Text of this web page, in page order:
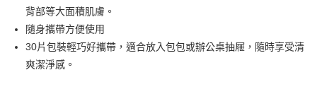
【大哥付你分期使用說明】
1.本服務由台灣大哥大提供，台灣大哥大用戶可立即使用無須另外申請。
2.付款方式選擇「大哥付你分期」，訂單成立後會自動跳轉到大哥付的交易
流程，驗證手機門號後，選擇欲分期的期數、繳款截止日，確認付款後即完
成交易。
ATM付款
運送方式
背部等大面積肌膚。
隨身攜帶方便使用
30片包裝輕巧好攜帶，適合放入包包或辦公桌抽屜，隨時享受清
爽潔淨感。